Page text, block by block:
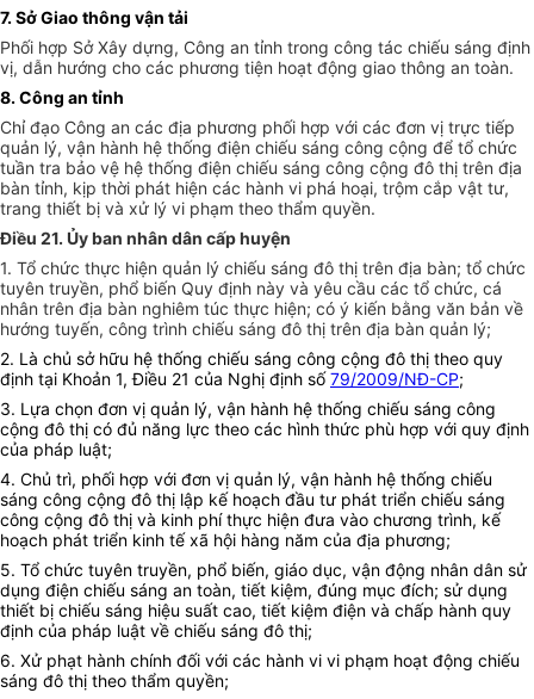
7. Sở Giao thông vận tải
Phối hợp Sở Xây dựng, Công an tỉnh trong công tác chiếu sáng định
vị, dẫn hướng cho các phương tiện hoạt động giao thông an toàn.
8. Công an tỉnh
Chỉ đạo Công an các địa phương phối hợp với các đơn vị trực tiếp
quản lý, vận hành hệ thống điện chiếu sáng công cộng để tổ chức
tuần tra bảo vệ hệ thống điện chiếu sáng công cộng đô thị trên địa
bàn tỉnh, kịp thời phát hiện các hành vi phá hoại, trộm cắp vật tư,
trang thiết bị và xử lý vi phạm theo thẩm quyền.
Điều 21. Ủy ban nhân dân cấp huyện
1. Tổ chức thực hiện quản lý chiếu sáng đô thị trên địa bàn; tổ chức
tuyên truyền, phổ biến Quy định này và yêu cầu các tổ chức, cá
nhân trên địa bàn nghiêm túc thực hiện; có ý kiến bằng văn bản về
hướng tuyến, công trình chiếu sáng đô thị trên địa bàn quản lý;
2. Là chủ sở hữu hệ thống chiếu sáng công cộng đô thị theo quy
định tại Khoản 1, Điều 21 của Nghị định số79/2009/NĐ-CP;
3. Lựa chọn đơn vị quản lý, vận hành hệ thống chiếu sáng công
cộng đô thị có đủ năng lực theo các hình thức phù hợp với quy định
của pháp luật;
4. Chủ trì, phối hợp với đơn vị quản lý, vận hành hệ thống chiếu
sáng công cộng đô thị lập kế hoạch đầu tư phát triển chiếu sáng
công cộng đô thị và kinh phí thực hiện đưa vào chương trình, kế
hoạch phát triển kinh tế xã hội hàng năm của địa phương;
5. Tổ chức tuyên truyền, phổ biến, giáo dục, vận động nhân dân sử
dụng điện chiếu sáng an toàn, tiết kiệm, đúng mục đích; sử dụng
thiết bị chiếu sáng hiệu suất cao, tiết kiệm điện và chấp hành quy
định của pháp luật về chiếu sáng đô thị;
6. Xử phạt hành chính đối với các hành vi vi phạm hoạt động chiếu
sáng đô thị theo thẩm quyền;